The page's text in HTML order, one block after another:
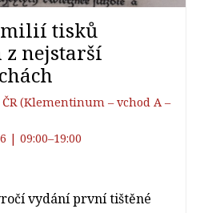
tisků
z nejstarší
(Klementinum –⁠ vchod A –⁠
| 09:00–19:00
vydání první tištěné